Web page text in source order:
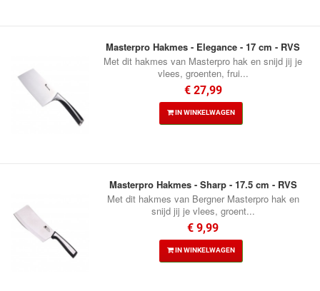
Masterpro Hakmes - Elegance - 17 cm - RVS
Met dit hakmes van Masterpro hak en snijd jij je
vlees, groenten, frui...
€ 27,99
IN WINKELWAGEN
Masterpro Hakmes - Sharp - 17.5 cm - RVS
Met dit hakmes van Bergner Masterpro hak en
snijd jij je vlees, groent...
€ 9,99
IN WINKELWAGEN